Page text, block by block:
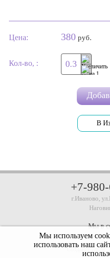
Цена: 380руб.
Кол-во, :
В
+7-
г.Иваново,
Мы в
Создание сайта:
Мы используем
использовать наш